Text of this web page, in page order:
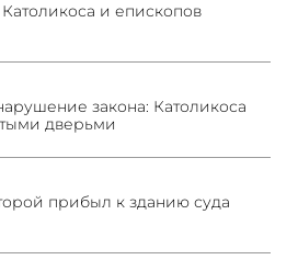
и епископов
закона: Католикоса
дверьми
прибыл к зданию суда